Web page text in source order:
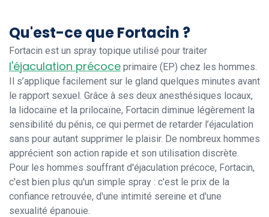
Qu'est-ce que Fortacin ?
Fortacin est un spray topique utilisé pour traiter
l'éjaculation précoce primaire (EP) chez les hommes.
Il s’applique facilement sur le gland quelques minutes avant
le rapport sexuel. Grâce à ses deux anesthésiques locaux,
la lidocaïne et la prilocaïne, Fortacin diminue légèrement la
sensibilité du pénis, ce qui permet de retarder l’éjaculation
sans pour autant supprimer le plaisir. De nombreux hommes
apprécient son action rapide et son utilisation discrète.
Pour les hommes souffrant d'éjaculation précoce, Fortacin,
c'est bien plus qu'un simple spray : c'est le prix de la
confiance retrouvée, d'une intimité sereine et d'une
sexualité épanouie.